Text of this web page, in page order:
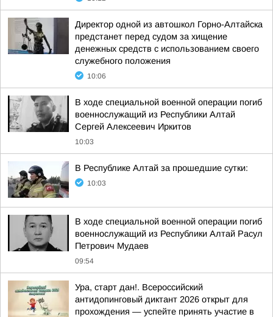
Директор одной из автошкол Горно-Алтайска
предстанет перед судом за хищение
денежных средств с использованием своего
служебного положения
10:06
В ходе специальной военной операции погиб
военнослужащий из Республики Алтай
Сергей Алексеевич Иркитов
10:03
В Республике Алтай за прошедшие сутки:
10:03
В ходе специальной военной операции погиб
военнослужащий из Республики Алтай Расул
Петрович Мудаев
09:54
Ура, старт дан!. Всероссийский
антидопинговый диктант 2026 открыт для
прохождения — успейте принять участие в